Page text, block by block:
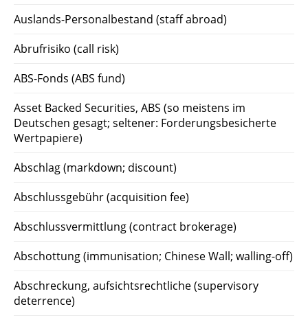
Auslands-Personalbestand (staff abroad)
Abrufrisiko (call risk)
ABS-Fonds (ABS fund)
Asset Backed Securities, ABS (so meistens im
Deutschen gesagt; seltener: Forderungsbesicherte
Wertpapiere)
Abschlag (markdown; discount)
Abschlussgebühr (acquisition fee)
Abschlussvermittlung (contract brokerage)
Abschottung (immunisation; Chinese Wall; walling-off)
Abschreckung, aufsichtsrechtliche (supervisory
deterrence)